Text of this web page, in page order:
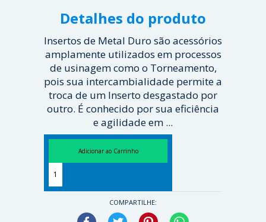
Detalhes do produto
Insertos de Metal Duro são acessórios
amplamente utilizados em processos
de usinagem como o Torneamento,
pois sua intercambialidade permite a
troca de um Inserto desgastado por
outro. É conhecido por sua eficiência
e agilidade em ...
[ Veja mais ]
COMPARTILHE: